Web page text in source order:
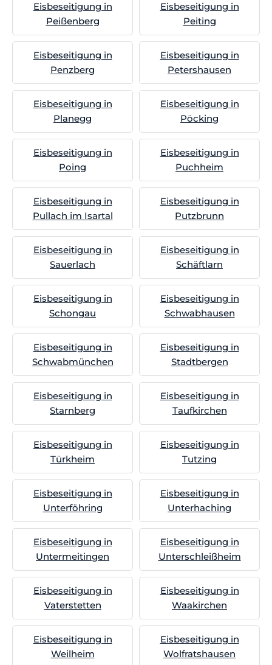
Eisbeseitigung in
Peißenberg
Eisbeseitigung in
Peiting
Eisbeseitigung in
Penzberg
Eisbeseitigung in
Petershausen
Eisbeseitigung in
Planegg
Eisbeseitigung in
Pöcking
Eisbeseitigung in
Poing
Eisbeseitigung in
Puchheim
Eisbeseitigung in
Pullach im Isartal
Eisbeseitigung in
Putzbrunn
Eisbeseitigung in
Sauerlach
Eisbeseitigung in
Schäftlarn
Eisbeseitigung in
Schongau
Eisbeseitigung in
Schwabhausen
Eisbeseitigung in
Schwabmünchen
Eisbeseitigung in
Stadtbergen
Eisbeseitigung in
Starnberg
Eisbeseitigung in
Taufkirchen
Eisbeseitigung in
Türkheim
Eisbeseitigung in
Tutzing
Eisbeseitigung in
Unterföhring
Eisbeseitigung in
Unterhaching
Eisbeseitigung in
Untermeitingen
Eisbeseitigung in
Unterschleißheim
Eisbeseitigung in
Vaterstetten
Eisbeseitigung in
Waakirchen
Eisbeseitigung in
Weilheim
Eisbeseitigung in
Wolfratshausen